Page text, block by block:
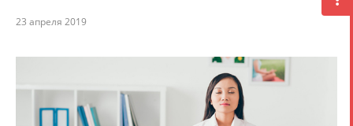
23 апреля 2019